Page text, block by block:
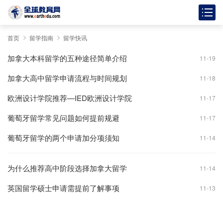
首页 留学指南 留学快讯
加拿大本科留学的五种途径简单介绍 11-19
加拿大高中留学申请流程与时间规划 11-18
欧洲设计学院推荐—IED欧洲设计学院 11-17
葡萄牙留学常见问题如何提前规避 11-17
葡萄牙留学的两个申请加分项须知 11-14
为什么推荐高中阶段选择加拿大留学 11-14
英国留学硕士申请需提前了解事项 11-13